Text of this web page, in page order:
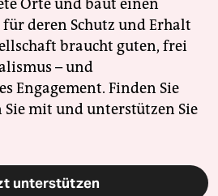
Orte und baut einen
deren Schutz und Erhalt
braucht guten, frei
– und
Engagement. Finden Sie
Sie mit und unterstützen Sie
unterstützen